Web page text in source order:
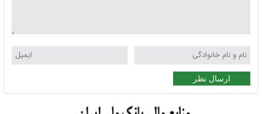
ارسال نظر